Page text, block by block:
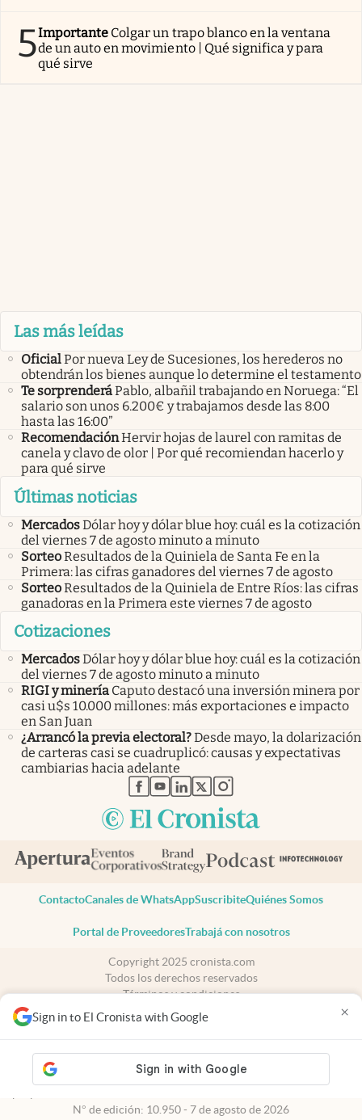
Sign in to El Cronista with Google ×
5Importante Colgar un trapo blanco en la ventana
de un auto en movimiento | Qué significa y para
qué sirve
Las más leídas
OficialPor nueva Ley de Sucesiones, los herederos no
obtendrán los bienes aunque lo determine el testamento
Te sorprenderáPablo, albañil trabajando en Noruega: “El
salario son unos 6.200€ y trabajamos desde las 8:00
hasta las 16:00”
RecomendaciónHervir hojas de laurel con ramitas de
canela y clavo de olor | Por qué recomiendan hacerlo y
para qué sirve
Últimas noticias
MercadosDólar hoy y dólar blue hoy: cuál es la cotización
del viernes 7 de agosto minuto a minuto
SorteoResultados de la Quiniela de Santa Fe en la
Primera: las cifras ganadores del viernes 7 de agosto
SorteoResultados de la Quiniela de Entre Ríos: las cifras
ganadoras en la Primera este viernes 7 de agosto
Cotizaciones
MercadosDólar hoy y dólar blue hoy: cuál es la cotización
del viernes 7 de agosto minuto a minuto
RIGI y minería Caputo destacó una inversión minera por
casi u$s 10.000 millones: más exportaciones e impacto
en San Juan
¿Arrancó la previa electoral?Desde mayo, la dolarización
de carteras casi se cuadruplicó: causas y expectativas
cambiarias hacia adelante
abre en nueva pestaña
abre en nueva pestaña
abre en nueva pestaña
abre en nueva pestaña
abre en nueva pestaña
ContactoCanales de WhatsAppSuscribiteQuiénes Somos
Portal de ProveedoresTrabajá con nosotros
Copyright 2025 cronista.com
Todos los derechos reservados
Términos y condiciones
Privacidad
Consentimiento
cronista.com
es propiedad de El Cronista Comercial S.A Registro de
N° de edición: 10.950 - 7 de agosto de 2026